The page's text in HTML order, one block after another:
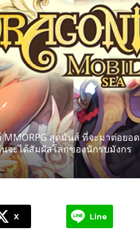
สุดมันส์ ที่จะมาต่อยอด
จะได้สัมผัสโลกของนักรบมังกร
X Line